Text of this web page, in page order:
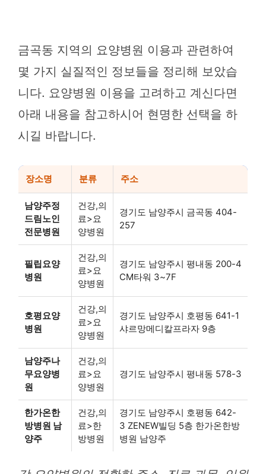
금곡동 지역의 요양병원 이용과 관련하여
몇 가지 실질적인 정보들을 정리해 보았습
니다. 요양병원 이용을 고려하고 계신다면
아래 내용을 참고하시어 현명한 선택을 하
시길 바랍니다.
장소명 분류 주소
남양주정
드림노인
전문병원
건강,의
료>요
양병원
경기도 남양주시 금곡동 404-
257
필립요양
병원
건강,의
료>요
양병원
경기도 남양주시 평내동 200-4
CM타워 3~7F
호평요양
병원
건강,의
료>요
양병원
경기도 남양주시 호평동 641-1
샤르망메디칼프라자 9층
남양주나
무요양병
원
건강,의
료>요
양병원
경기도 남양주시 평내동 578-3
한가온한
방병원 남
양주
건강,의
료>한
방병원
경기도 남양주시 호평동 642-
3 ZENEW빌딩 5층 한가온한방
병원 남양주